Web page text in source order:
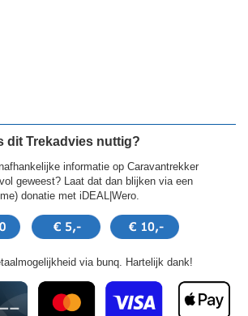
dit Trekadvies nuttig?
informatie op Caravantrekker
geweest? Laat dat dan blijken via een
donatie met iDEAL|Wero.
via bunq. Hartelijk dank!